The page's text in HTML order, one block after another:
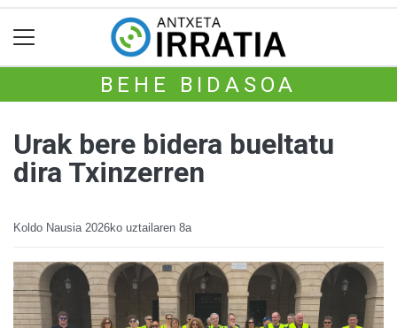
BEHE BIDASOA
Urak bere bidera bueltatu
dira Txinzerren
Koldo Nausia 2026ko uztailaren 8a